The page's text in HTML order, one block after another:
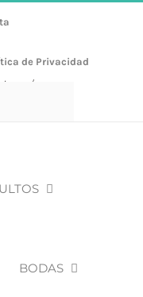
de Privacidad
BODAS